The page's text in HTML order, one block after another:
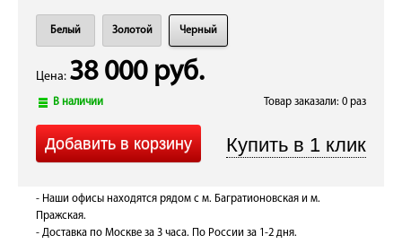
Белый Золотой Черный
Цена: 38 000 руб.
В наличии Товар заказали: 0 раз
- Наши офисы находятся рядом с м. Багратионовская и м.
Пражская.
- Доставка по Москве за 3 часа. По России за 1-2 дня.